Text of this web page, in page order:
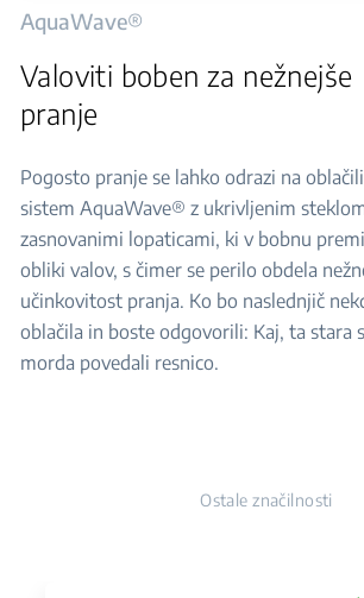
AquaWave®
Valoviti boben za nežnejše
pranje
Pogosto pranje se lahko odrazi na
sistem AquaWave® z ukrivljenim
zasnovanimi lopaticami, ki v bobnu
obliki valov, s čimer se perilo obdela
učinkovitost pranja. Ko bo naslednjič
oblačila in boste odgovorili: Kaj, ta stara
morda povedali resnico.
Ostale značilnosti